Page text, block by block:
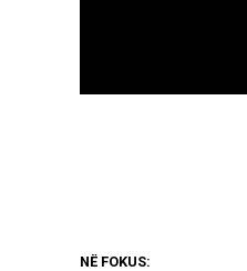
NË FOKUS: